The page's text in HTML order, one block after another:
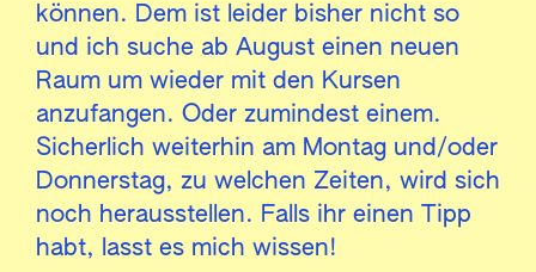
können. Dem ist leider bisher nicht so
und ich suche ab August einen neuen
Raum um wieder mit den Kursen
anzufangen. Oder zumindest einem.
Sicherlich weiterhin am Montag und/oder
Donnerstag, zu welchen Zeiten, wird sich
noch herausstellen. Falls ihr einen Tipp
habt, lasst es mich wissen!